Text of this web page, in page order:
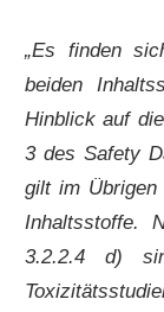
„Es finden
beiden
Hinblick auf
3 des Safety
gilt im Übrigen
Inhaltsstoffe.
3.2.2.4 d)